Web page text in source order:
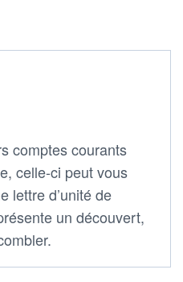
comptes courants
celle-ci peut vous
lettre d’unité de
un découvert,